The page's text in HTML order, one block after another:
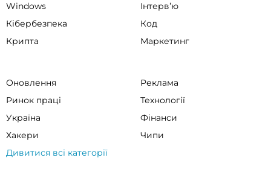
Windows
Інтервʼю
Кібербезпека
Код
Крипта
Маркетинг
Оновлення
Реклама
Ринок праці
Технології
Україна
Фінанси
Хакери
Чипи
Дивитися всі категорії